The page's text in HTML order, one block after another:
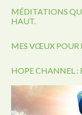
MÉDITATIONS
HAUT.
MES VŒUX POUR
HOPE CHANNEL :